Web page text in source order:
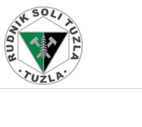
OBAVJEŠTENJA
SKUPŠTINA
NABAVKE